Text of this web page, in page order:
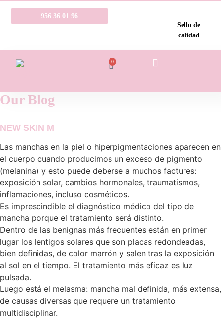
Sello de
calidad
956 36 01 96
0
Our Blog
NEW SKIN M
Las manchas en la piel o hiperpigmentaciones aparecen en
el cuerpo cuando producimos un exceso de pigmento
(melanina) y esto puede deberse a muchos factures:
exposición solar, cambios hormonales, traumatismos,
inflamaciones, incluso cosméticos.
Es imprescindible el diagnóstico médico del tipo de
mancha porque el tratamiento será distinto.
Dentro de las benignas más frecuentes están en primer
lugar los lentigos solares que son placas redondeadas,
bien definidas, de color marrón y salen tras la exposición
al sol en el tiempo. El tratamiento más eficaz es luz
pulsada.
Luego está el melasma: mancha mal definida, más extensa,
de causas diversas que requere un tratamiento
multidisciplinar.